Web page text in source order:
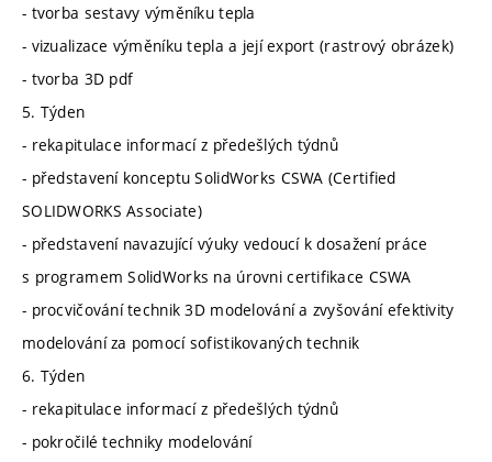
- tvorba sestavy výměníku tepla
- vizualizace výměníku tepla a její export (rastrový obrázek)
- tvorba 3D pdf
5. Týden
- rekapitulace informací z předešlých týdnů
- představení konceptu SolidWorks CSWA (Certified
SOLIDWORKS Associate)
- představení navazující výuky vedoucí k dosažení práce
s programem SolidWorks na úrovni certifikace CSWA
- procvičování technik 3D modelování a zvyšování efektivity
modelování za pomocí sofistikovaných technik
6. Týden
- rekapitulace informací z předešlých týdnů
- pokročilé techniky modelování